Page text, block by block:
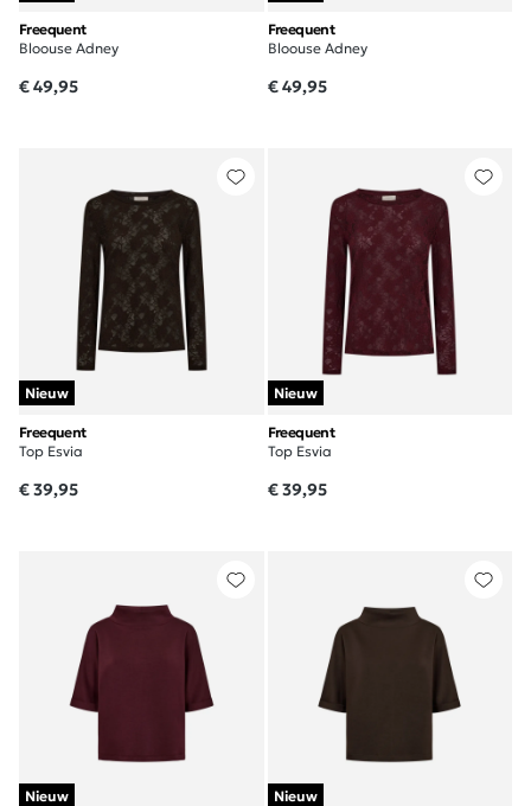
Freequent
Bloouse Adney
€ 49,95
Freequent
Bloouse Adney
€ 49,95
Nieuw
Freequent
Top Esvia
€ 39,95
Nieuw
Freequent
Top Esvia
€ 39,95
Nieuw Nieuw